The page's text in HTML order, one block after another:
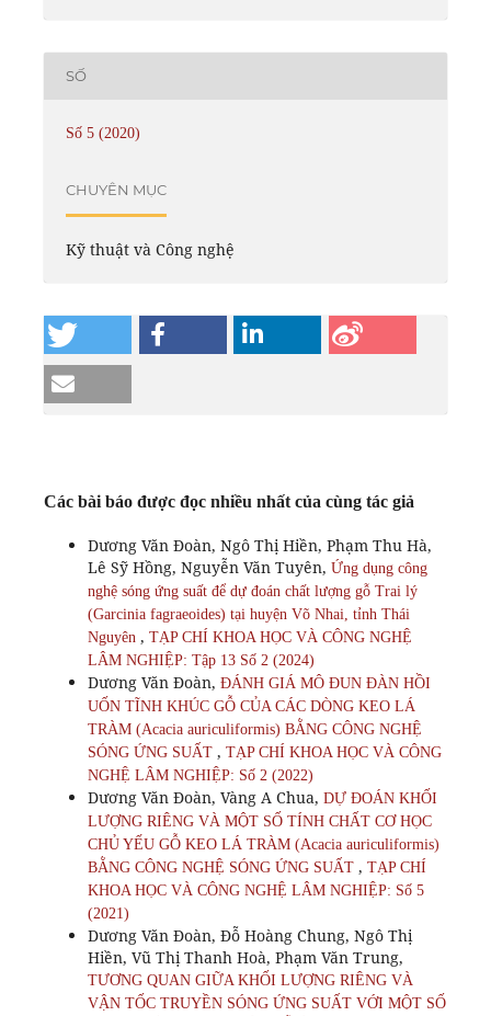
SỐ
Số 5 (2020)
CHUYÊN MỤC
Kỹ thuật và Công nghệ
Các bài báo được đọc nhiều nhất của cùng tác giả
Dương Văn Đoàn, Ngô Thị Hiền, Phạm Thu Hà,
Lê Sỹ Hồng, Nguyễn Văn Tuyên, Ứng dụng công
nghệ sóng ứng suất để dự đoán chất lượng gỗ Trai lý
(Garcinia fagraeoides) tại huyện Võ Nhai, tỉnh Thái
Nguyên , TẠP CHÍ KHOA HỌC VÀ CÔNG NGHỆ
LÂM NGHIỆP: Tập 13 Số 2 (2024)
Dương Văn Đoàn, ĐÁNH GIÁ MÔ ĐUN ĐÀN HỒI
UỐN TĨNH KHÚC GỖ CỦA CÁC DÒNG KEO LÁ
TRÀM (Acacia auriculiformis) BẰNG CÔNG NGHỆ
SÓNG ỨNG SUẤT , TẠP CHÍ KHOA HỌC VÀ CÔNG
NGHỆ LÂM NGHIỆP: Số 2 (2022)
Dương Văn Đoàn, Vàng A Chua, DỰ ĐOÁN KHỐI
LƯỢNG RIÊNG VÀ MỘT SỐ TÍNH CHẤT CƠ HỌC
CHỦ YẾU GỖ KEO LÁ TRÀM (Acacia auriculiformis)
BẰNG CÔNG NGHỆ SÓNG ỨNG SUẤT , TẠP CHÍ
KHOA HỌC VÀ CÔNG NGHỆ LÂM NGHIỆP: Số 5
(2021)
Dương Văn Đoàn, Đỗ Hoàng Chung, Ngô Thị
Hiền, Vũ Thị Thanh Hoà, Phạm Văn Trung,
TƯƠNG QUAN GIỮA KHỐI LƯỢNG RIÊNG VÀ
VẬN TỐC TRUYỀN SÓNG ỨNG SUẤT VỚI MỘT SỐ